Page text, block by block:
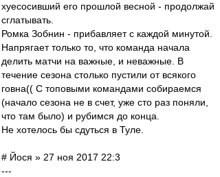
хуесосивший его прошлой весной - продолжай
сглатывать.
Ромка Зобнин - прибавляет с каждой минутой.
Напрягает только то, что команда начала
делить матчи на важные, и неважные. В
течение сезона столько пустили от всякого
говна(( С топовыми командами собираемся
(начало сезона не в счет, уже сто раз поняли,
что там было) и рубимся до конца.
Не хотелось бы сдуться в Туле.
# Йося » 27 ноя 2017 22:3
---